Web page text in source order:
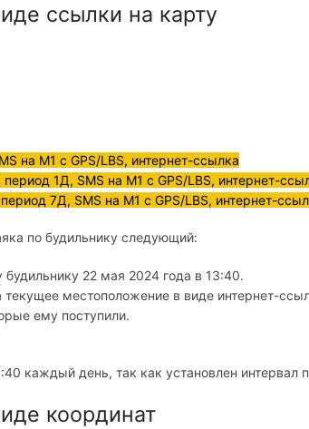
ссылки на карту
на M1 с GPS/LBS, интернет-ссылка
1Д, SMS на M1 с GPS/LBS, интернет-
7Д, SMS на M1 с GPS/LBS, интернет-
по будильнику следующий:
22 мая 2024 года в 13:40.
местоположение в виде интернет-
ему поступили.
каждый день, так как установлен интервал
координат